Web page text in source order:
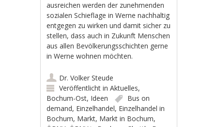
ausreichen werden der zunehmenden
sozialen Schieflage in Werne nachhaltig
entgegen zu wirken und damit sicher zu
stellen, dass auch in Zukunft Menschen
aus allen Bevölkerungsschichten gerne
in Werne wohnen möchten.
Dr. Volker Steude
Veröffentlicht inAktuelles,
Bochum-Ost, Ideen
Bus on
demand, Einzelhandel, Einzelhandel in
Bochum, Markt, Markt in Bochum,